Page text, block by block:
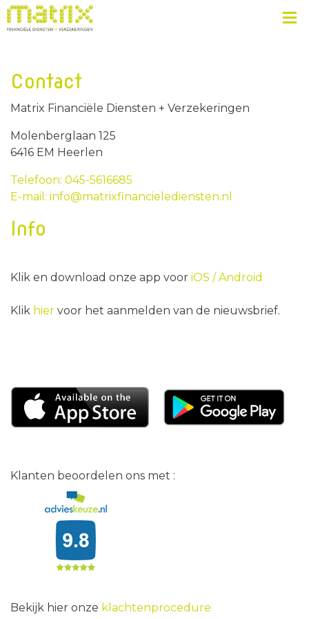
Contact
Matrix Financiële Diensten + Verzekeringen
Molenberglaan 125
6416 EM Heerlen
Telefoon: 045-5616685
E-mail: info@matrixfinancielediensten.nl
Info
Klik en download onze app voor iOS /Android
Klik hier voor het aanmelden van de nieuwsbrief.
Klanten beoordelen ons met :
Bekijk hier onze klachtenprocedure